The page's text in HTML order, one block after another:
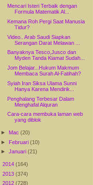
Mencari Isteri Terbaik dengan
Formula Matematik Al...
Kemana Roh Pergi Saat Manusia
Tidur?
Video.. Arab Saudi Siapkan
Serangan Darat Melawan ...
Banyaknya Tesco,Jusco dan
Myden Tanda Kiamat Sudah...
Jom Belajar...Hukum Makmum
Membaca Surah Al-Fatihah?
Syiah Iran Siksa Ulama Sunni
Hanya Karena Mendirik...
Penghalang Terbesar Dalam
Menghafal Alquran
Cara-cara membuka laman web
yang diblok
► Mac(20)
► Februari(10)
►Januari(21)
2014 (164)
2013 (374)
2012 (728)